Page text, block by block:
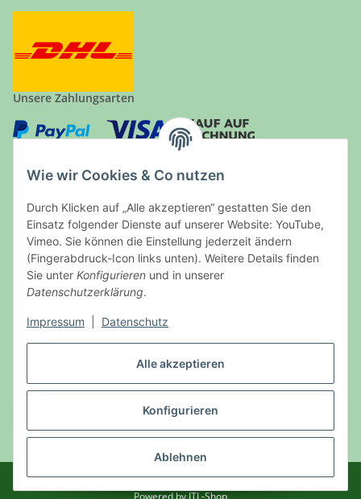
Alle akzeptieren
Konfigurieren
Ablehnen
Wie wir Cookies & Co nutzen
Durch Klicken auf „Alle akzeptieren“ gestatten Sie den
Einsatz folgender Dienste auf unserer Website: YouTube,
Vimeo. Sie können die Einstellung jederzeit ändern
(Fingerabdruck-Icon links unten). Weitere Details finden
Sie unter Konfigurieren und in unserer
Datenschutzerklärung.
Impressum Datenschutz
Unsere Zahlungsarten
Auf Nummer sicher
Vertrag widerrufen
* Alle Preise inkl. gesetzlicher USt., zzgl.Versand
© Wildpark Müden Besucherzähler: 1724415
Powered byJTL-Shop